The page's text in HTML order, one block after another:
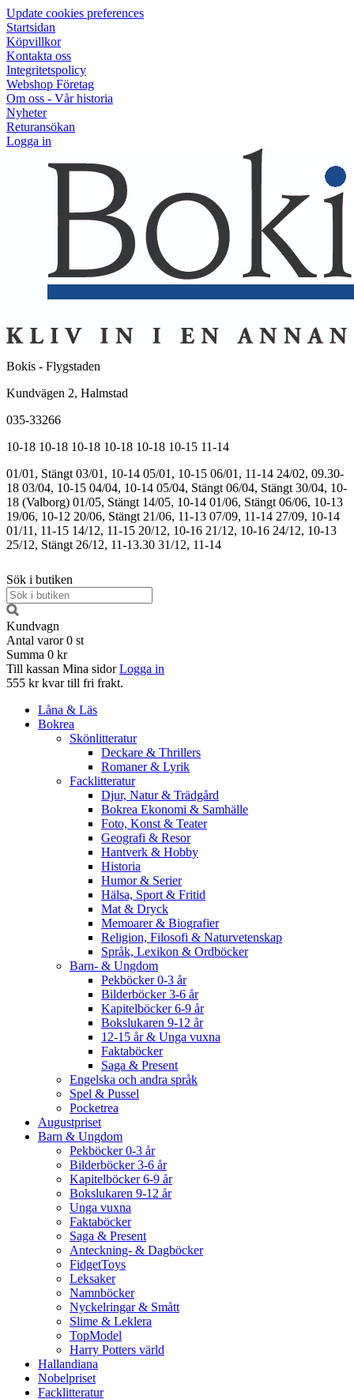
Update cookies preferences
Startsidan
Köpvillkor
Kontakta oss
Integritetspolicy
Webshop Företag
Om oss - Vår historia
Nyheter
Returansökan
Logga in
Bokis - Flygstaden
Kundvägen 2, Halmstad
035-33266
10-18 10-18 10-18 10-18 10-18 10-15 11-14
01/01, Stängt 03/01, 10-14 05/01, 10-15 06/01, 11-14 24/02, 09.30-
18 03/04, 10-15 04/04, 10-14 05/04, Stängt 06/04, Stängt 30/04, 10-
18 (Valborg) 01/05, Stängt 14/05, 10-14 01/06, Stängt 06/06, 10-13
19/06, 10-12 20/06, Stängt 21/06, 11-13 07/09, 11-14 27/09, 10-14
01/11, 11-15 14/12, 11-15 20/12, 10-16 21/12, 10-16 24/12, 10-13
25/12, Stängt 26/12, 11-13.30 31/12, 11-14
Sök i butiken
Kundvagn
Antal varor 0 st
Summa 0 kr
Till kassan Mina sidor Logga in
555 kr kvar till fri frakt.
Låna & Läs
Bokrea
Skönlitteratur
Deckare & Thrillers
Romaner & Lyrik
Facklitteratur
Djur, Natur & Trädgård
Bokrea Ekonomi & Samhälle
Foto, Konst & Teater
Geografi & Resor
Hantverk & Hobby
Historia
Humor & Serier
Hälsa, Sport & Fritid
Mat & Dryck
Memoarer & Biografier
Religion, Filosofi & Naturvetenskap
Språk, Lexikon & Ordböcker
Barn- & Ungdom
Pekböcker 0-3 år
Bilderböcker 3-6 år
Kapitelböcker 6-9 år
Bokslukaren 9-12 år
12-15 år & Unga vuxna
Faktaböcker
Saga & Present
Engelska och andra språk
Spel & Pussel
Pocketrea
Augustpriset
Barn & Ungdom
Pekböcker 0-3 år
Bilderböcker 3-6 år
Kapitelböcker 6-9 år
Bokslukaren 9-12 år
Unga vuxna
Faktaböcker
Saga & Present
Anteckning- & Dagböcker
FidgetToys
Leksaker
Namnböcker
Nyckelringar & Smått
Slime & Leklera
TopModel
Harry Potters värld
Hallandiana
Nobelpriset
Facklitteratur